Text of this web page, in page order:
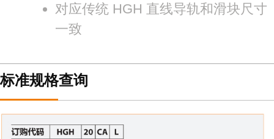
对应传统 HGH 直线导轨和滑块尺寸
一致
标准规格查询